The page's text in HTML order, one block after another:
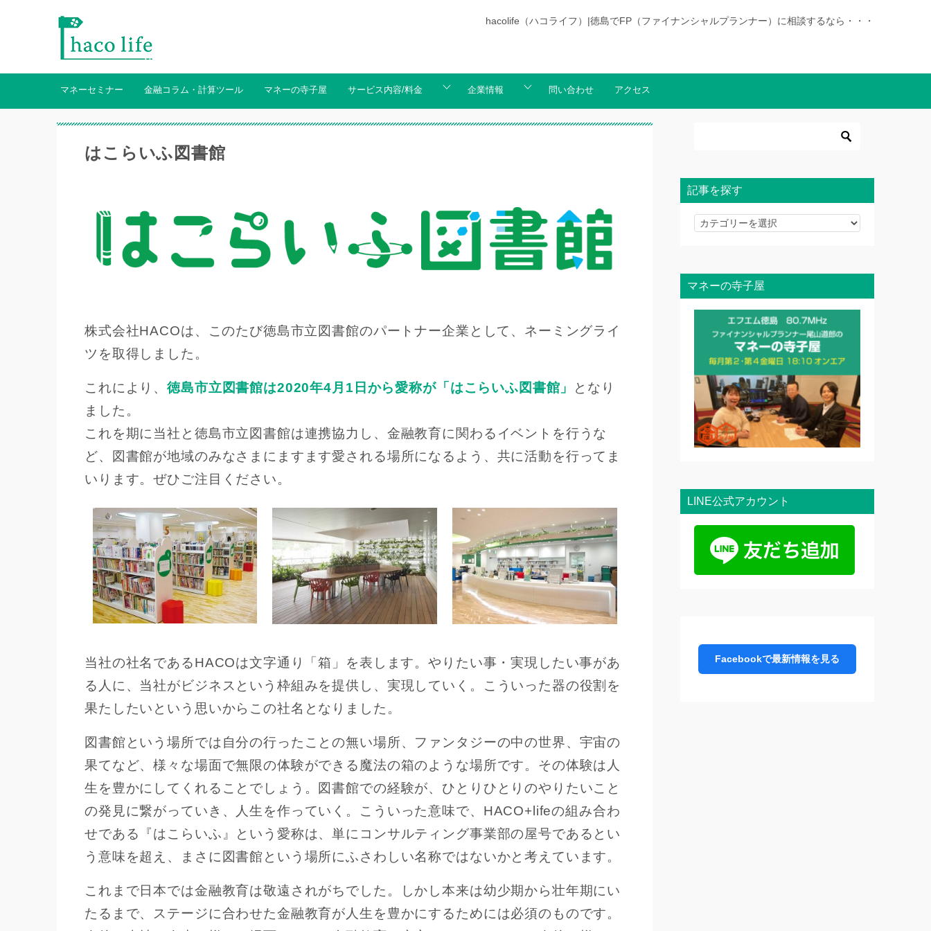
hacolife（ハコライフ）|徳島でFP（ファイナンシャルプランナー）に相談するなら・・・
マネーセミナー 金融コラム・計算ツール マネーの寺子屋 サービス内容/料金 企業情報 問い合わせ アクセス
はこらいふ図書館
株式会社HACOは、このたび徳島市立図書館のパートナー企業として、ネーミングライ
ツを取得しました。
これにより、徳島市立図書館は2020年4月1日から愛称が「はこらいふ図書館」
となり
ました。
これを期に当社と徳島市立図書館は連携協力し、金融教育に関わるイベントを行うな
ど、図書館が地域のみなさまにますます愛される場所になるよう、共に活動を行ってま
いります。ぜひご注目ください。
当社の社名であるHACOは文字通り「箱」を表します。やりたい事・実現したい事があ
る人に、当社がビジネスという枠組みを提供し、実現していく。こういった器の役割を
果たしたいという思いからこの社名となりました。
図書館という場所では自分の行ったことの無い場所、ファンタジーの中の世界、宇宙の
果てなど、様々な場面で無限の体験ができる魔法の箱のような場所です。その体験は人
生を豊かにしてくれることでしょう。図書館での経験が、ひとりひとりのやりたいこと
の発見に繋がっていき、人生を作っていく。こういった意味で、HACO+lifeの組み合わ
せである『はこらいふ』という愛称は、単にコンサルティング事業部の屋号であるとい
う意味を超え、まさに図書館という場所にふさわしい名称ではないかと考えています。
これまで日本では金融教育は敬遠されがちでした。しかし本来は幼少期から壮年期にい
たるまで、ステージに合わせた金融教育が人生を豊かにするためには必須のものです。
記事を探す
記
探
す
マネーの寺子屋
LINE公式アカウント
Facebookで最新情報を見る